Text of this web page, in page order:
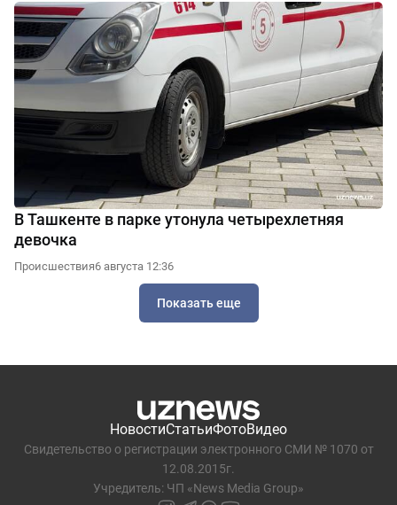
В Ташкенте в парке утонула четырехлетняя
девочка
Происшествия6 августа 12:36
Показать еще
НовостиСтатьиФотоВидео
Свидетельство о регистрации электронного СМИ № 1070 от
12.08.2015г.
Учредитель: ЧП «News Media Group»